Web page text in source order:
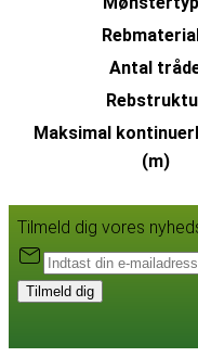
Antal
Maksimal
(m)
Tilmeld dig vores
Tilmeld dig